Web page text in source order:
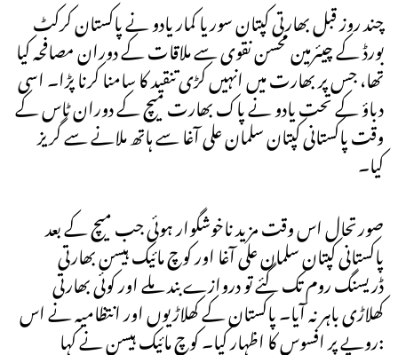
چند روز قبل بھارتی کپتان سوریا کمار یادو نے پاکستان کرکٹ
بورڈ کے چیئرمین محسن نقوی سے ملاقات کے دوران مصافحہ کیا
تھا، جس پر بھارت میں انہیں کڑی تنقید کا سامنا کرنا پڑا۔ اسی
دباؤ کے تحت یادو نے پاک بھارت میچ کے دوران ٹاس کے
وقت پاکستانی کپتان سلمان علی آغا سے ہاتھ ملانے سے گریز
کیا۔
صورتحال اس وقت مزید ناخوشگوار ہوئی جب میچ کے بعد
پاکستانی کپتان سلمان علی آغا اور کوچ مائیک ہیسن بھارتی
ڈریسنگ روم تک گئے تو دروازے بند ملے اور کوئی بھارتی
کھلاڑی باہر نہ آیا۔ پاکستان کے کھلاڑیوں اور انتظامیہ نے اس
رویے پر افسوس کا اظہار کیا۔ کوچ مائیک ہیسن نے کہا: